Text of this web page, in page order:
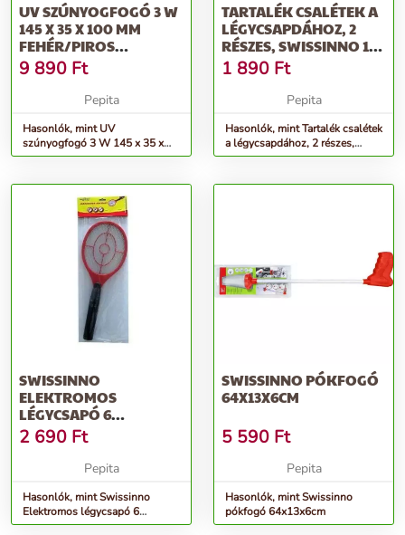
UV SZÚNYOGFOGÓ 3 W
145 X 35 X 100 MM
FEHÉR/PIROS
SWISSINNO PREMIU...
9 890 Ft
Pepita
Hasonlók, mint UV
szúnyogfogó 3 W 145 x 35 x
100 mm fehér/piros Swissinno
TARTALÉK CSALÉTEK A
LÉGYCSAPDÁHOZ, 2
RÉSZES, SWISSINNO 1
380 001KN
1 890 Ft
Pepita
Hasonlók, mint Tartalék csalétek
a légycsapdához, 2 részes,
Swissinno 1 380 001KN
SWISSINNO
ELEKTROMOS
LÉGYCSAPÓ 6
DB/KARTON
2 690 Ft
Pepita
Hasonlók, mint Swissinno
Elektromos légycsapó 6
db/karton
SWISSINNO PÓKFOGÓ
64X13X6CM
5 590 Ft
Pepita
Hasonlók, mint Swissinno
pókfogó 64x13x6cm